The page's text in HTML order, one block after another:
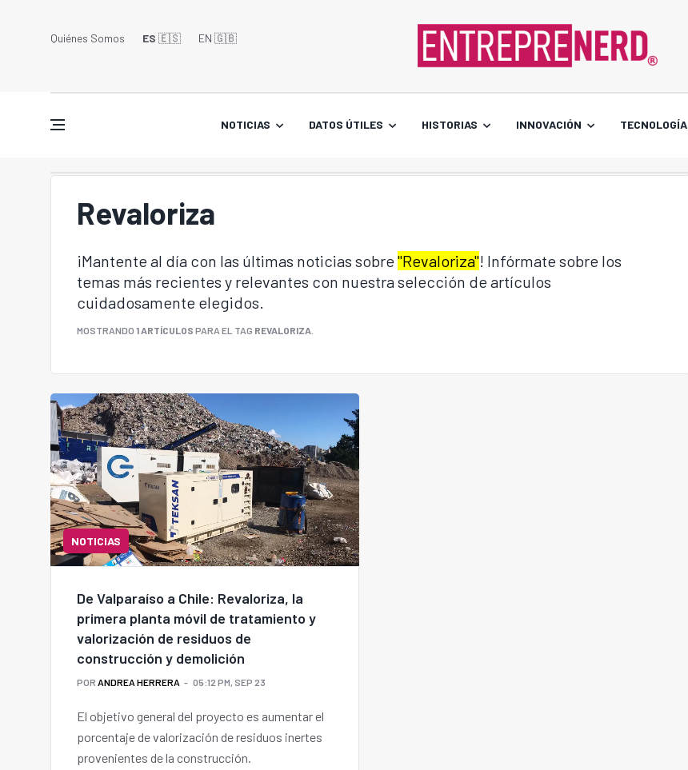
Quiénes Somos ES 🇪🇸 EN 🇬🇧󠁢󠁥󠁮󠁧󠁿
NOTICIAS DATOS ÚTILES HISTORIAS INNOVACIÓN TECNOLOGÍA
Revaloriza
¡Mantente al día con las últimas noticias sobre "Revaloriza"! Infórmate sobre los
temas más recientes y relevantes con nuestra selección de artículos
cuidadosamente elegidos.
MOSTRANDO 1 ARTÍCULOS PARA EL TAG REVALORIZA
NOTICIAS
De Valparaíso a Chile: Revaloriza, la
primera planta móvil de tratamiento y
valorización de residuos de
construcción y demolición
POR ANDREA HERRERA 05:12 PM, SEP 23
El objetivo general del proyecto es aumentar el
porcentaje de valorización de residuos inertes
provenientes de la construcción.